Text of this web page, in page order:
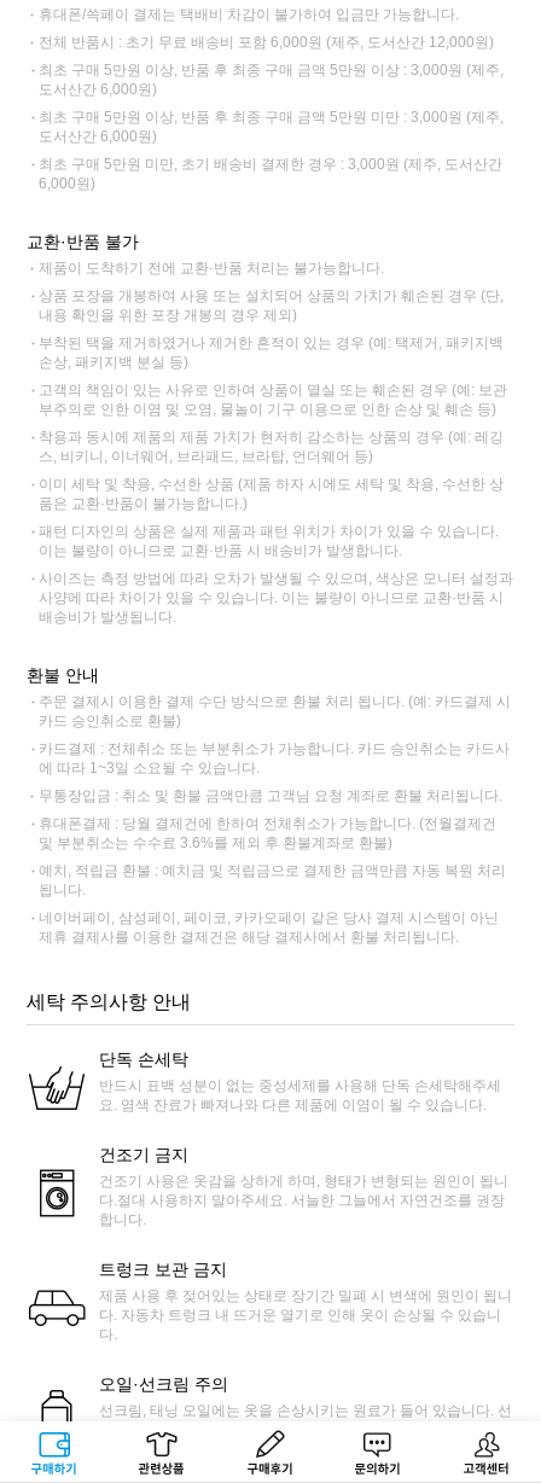
구매하기 관련상품 상품후기 문의하기 고객센터
휴대폰/쓱페이 결제는 택배비 차감이 불가하여 입금만 가능합니다.
전체 반품시 : 초기 무료 배송비 포함 6,000원 (제주, 도서산간 12,000원)
최초 구매 5만원 이상, 반품 후 최종 구매 금액 5만원 이상 : 3,000원 (제주,
도서산간 6,000원)
최초 구매 5만원 이상, 반품 후 최종 구매 금액 5만원 미만 : 3,000원 (제주,
도서산간 6,000원)
최초 구매 5만원 미만, 초기 배송비 결제한 경우 : 3,000원 (제주, 도서산간
6,000원)
교환·반품 불가
제품이 도착하기 전에 교환·반품 처리는 불가능합니다.
상품 포장을 개봉하여 사용 또는 설치되어 상품의 가치가 훼손된 경우 (단,
내용 확인을 위한 포장 개봉의 경우 제외)
부착된 택을 제거하였거나 제거한 흔적이 있는 경우 (예: 택제거, 패키지백
손상, 패키지백 분실 등)
고객의 책임이 있는 사유로 인하여 상품이 멸실 또는 훼손된 경우 (예: 보관
부주의로 인한 이염 및 오염, 물놀이 기구 이용으로 인한 손상 및 훼손 등)
착용과 동시에 제품의 제품 가치가 현저히 감소하는 상품의 경우 (예: 레깅
스, 비키니, 이너웨어, 브라패드, 브라탑, 언더웨어 등)
이미 세탁 및 착용, 수선한 상품 (제품 하자 시에도 세탁 및 착용, 수선한 상
품은 교환·반품이 불가능합니다.)
패턴 디자인의 상품은 실제 제품과 패턴 위치가 차이가 있을 수 있습니다.
이는 불량이 아니므로 교환·반품 시 배송비가 발생합니다.
사이즈는 측정 방법에 따라 오차가 발생될 수 있으며, 색상은 모니터 설정과
사양에 따라 차이가 있을 수 있습니다. 이는 불량이 아니므로 교환·반품 시
배송비가 발생됩니다.
환불 안내
주문 결제시 이용한 결제 수단 방식으로 환불 처리 됩니다. (예: 카드결제 시
카드 승인취소로 환불)
카드결제 : 전체취소 또는 부분취소가 가능합니다. 카드 승인취소는 카드사
에 따라 1~3일 소요될 수 있습니다.
무통장입금 : 취소 및 환불 금액만큼 고객님 요청 계좌로 환불 처리됩니다.
휴대폰결제 : 당월 결제건에 한하여 전체취소가 가능합니다. (전월결제건
및 부분취소는 수수료 3.6%를 제외 후 환불계좌로 환불)
예치, 적립금 환불 : 예치금 및 적립금으로 결제한 금액만큼 자동 복원 처리
됩니다.
네이버페이, 삼성페이, 페이코, 카카오페이 같은 당사 결제 시스템이 아닌
제휴 결제사를 이용한 결제건은 해당 결제사에서 환불 처리됩니다.
세탁 주의사항 안내
단독 손세탁
반드시 표백 성분이 없는 중성세제를 사용해 단독 손세탁해주세
요. 염색 잔료가 빠져나와 다른 제품에 이염이 될 수 있습니다.
건조기 금지
건조기 사용은 옷감을 상하게 하며, 형태가 변형되는 원인이 됩니
다.절대 사용하지 말아주세요. 서늘한 그늘에서 자연건조를 권장
합니다.
트렁크 보관 금지
제품 사용 후 젖어있는 상태로 장기간 밀폐 시 변색에 원인이 됩니
다. 자동차 트렁크 내 뜨거운 열기로 인해 옷이 손상될 수 있습니
다.
오일·선크림 주의
선크림, 태닝 오일에는 옷을 손상시키는 원료가 들어 있습니다. 선
크림, 오일이 묻은 경우 유분이 남지 않을 때까지 세탁해주세요.